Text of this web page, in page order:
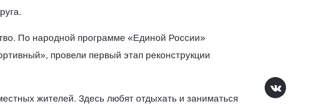
По народной программе «Единой России»
провели первый этап реконструкции
жителей. Здесь любят отдыхать и заниматься